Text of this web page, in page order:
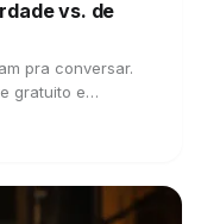
vs. de
pra conversar.
gratuito e